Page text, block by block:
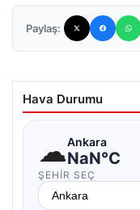
Paylaş:
Hava Durumu
☁Ankara
NaN°C
ŞEHIR SEÇ